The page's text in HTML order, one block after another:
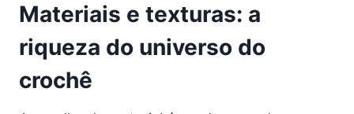
Materiais e texturas: a
riqueza do universo do
crochê